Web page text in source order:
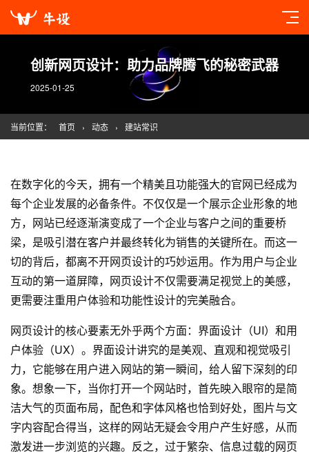
创新网页设计：助力品牌腾飞的秘密武器
2025-01-25
当前位置： 首页 › 动态 › 建站常识
在数字化的今天，拥有一个精美且功能强大的官网已经成为
每个企业发展的必备条件。不仅仅是一个展示企业形象的地
方，网站已经逐渐演变成了一个企业与客户之间的重要桥
梁，是吸引潜在客户并最终转化为销售的关键所在。而这一
切的背后，都离不开网页设计的巧妙运用。作为用户与企业
互动的第一道屏障， 网页设计不仅需要满足视觉上的美感，
更需要注重用户体验和功能性设计的完美融合。
网页设计的核心要素无外乎两个方面：界面设计（UI）和用
户体验（UX）。界面设计讲究的是美观、直观和视觉吸引
力，它能够在用户进入网站的第一瞬间，给人留下深刻的印
象。想象一下，当你打开一个网站时，首先映入眼帘的是简
洁大气的页面布局，配色和字体风格也恰到好处，图片与文
字内容配合得当，这样的网站无疑会令用户产生好感，从而
激发进一步浏览的兴趣。反之，过于繁杂、信息过载的网页